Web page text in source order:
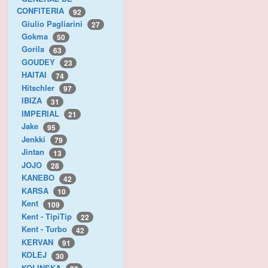
CONFITERIA
92
Giulio Pagliarini 27
Gokma 50
Gorila 63
GOUDEY 23
HAITAI 74
Hitschler 97
IBIZA 31
IMPERIAL 21
Jake 95
Jenkki 79
Jintan 13
JOJO 28
KANEBO 42
KARSA 10
Kent 109
Kent - TipiTip 22
Kent - Turbo 42
KERVAN 91
KOLEJ 30